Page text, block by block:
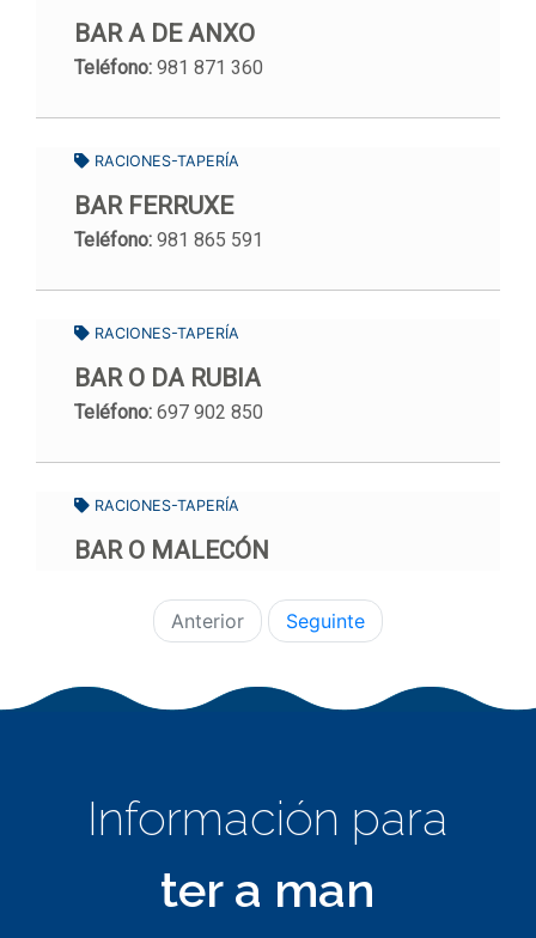
BAR A DE ANXO
Teléfono: 981 871 360
RACIONES-TAPERÍA
BAR FERRUXE
Teléfono: 981 865 591
RACIONES-TAPERÍA
BAR O DA RUBIA
Teléfono: 697 902 850
RACIONES-TAPERÍA
BAR O MALECÓN
Anterior Seguinte
Información para
ter a man